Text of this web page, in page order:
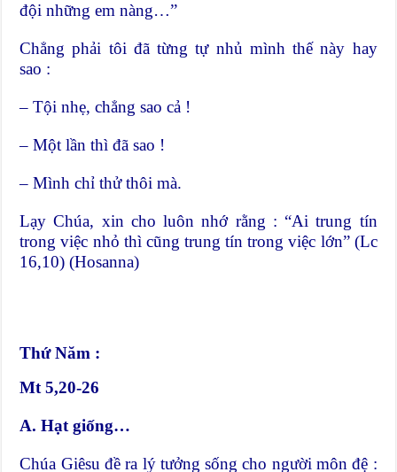
đội những em nàng…”
Chẳng phải tôi đã từng tự nhủ mình thế này hay
sao :
– Tội nhẹ, chẳng sao cả !
– Một lần thì đã sao !
– Mình chỉ thử thôi mà.
Lạy Chúa, xin cho luôn nhớ rằng : “Ai trung tín
trong việc nhỏ thì cũng trung tín trong việc lớn” (Lc
16,10) (Hosanna)
Thứ Năm :
Mt 5,20-26
A. Hạt giống…
Chúa Giêsu đề ra lý tưởng sống cho người môn đệ :